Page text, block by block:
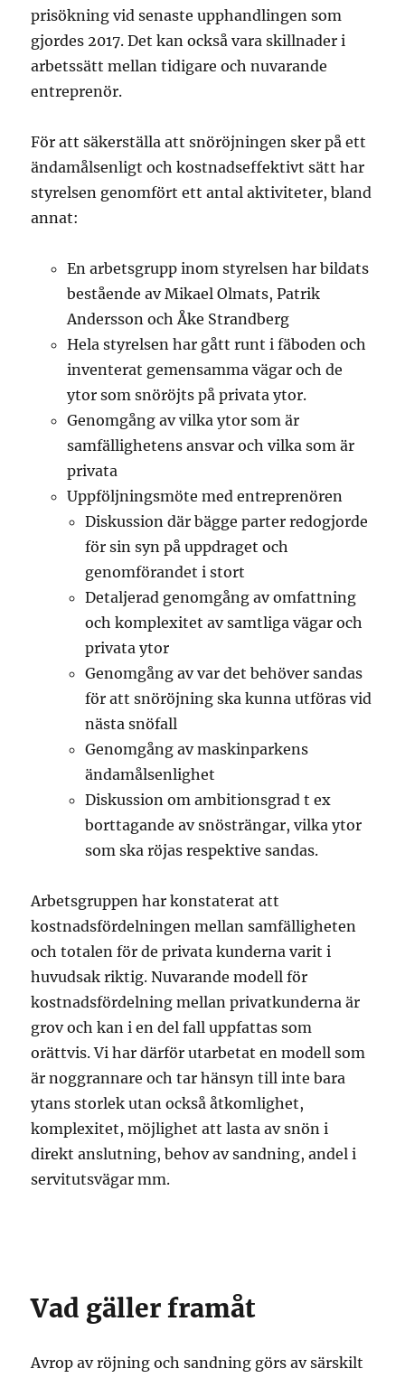
prisökning vid senaste upphandlingen som
gjordes 2017. Det kan också vara skillnader i
arbetssätt mellan tidigare och nuvarande
entreprenör.
För att säkerställa att snöröjningen sker på ett
ändamålsenligt och kostnadseffektivt sätt har
styrelsen genomfört ett antal aktiviteter, bland
annat:
En arbetsgrupp inom styrelsen har bildats
bestående av Mikael Olmats, Patrik
Andersson och Åke Strandberg
Hela styrelsen har gått runt i fäboden och
inventerat gemensamma vägar och de
ytor som snöröjts på privata ytor.
Genomgång av vilka ytor som är
samfällighetens ansvar och vilka som är
privata
Uppföljningsmöte med entreprenören
Diskussion där bägge parter redogjorde
för sin syn på uppdraget och
genomförandet i stort
Detaljerad genomgång av omfattning
och komplexitet av samtliga vägar och
privata ytor
Genomgång av var det behöver sandas
för att snöröjning ska kunna utföras vid
nästa snöfall
Genomgång av maskinparkens
ändamålsenlighet
Diskussion om ambitionsgrad t ex
borttagande av snösträngar, vilka ytor
som ska röjas respektive sandas.
Arbetsgruppen har konstaterat att
kostnadsfördelningen mellan samfälligheten
och totalen för de privata kunderna varit i
huvudsak riktig. Nuvarande modell för
kostnadsfördelning mellan privatkunderna är
grov och kan i en del fall uppfattas som
orättvis. Vi har därför utarbetat en modell som
är noggrannare och tar hänsyn till inte bara
ytans storlek utan också åtkomlighet,
komplexitet, möjlighet att lasta av snön i
direkt anslutning, behov av sandning, andel i
servitutsvägar mm.
Vad gäller framåt
Avrop av röjning och sandning görs av särskilt